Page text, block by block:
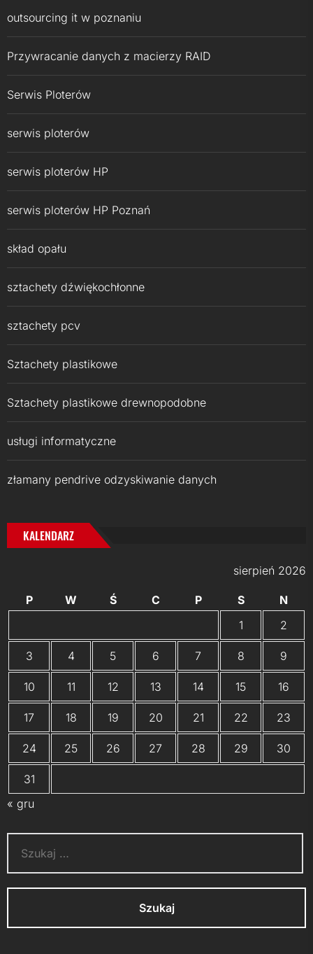
outsourcing it w poznaniu
Przywracanie danych z macierzy RAID
Serwis Ploterów
serwis ploterów
serwis ploterów HP
serwis ploterów HP Poznań
skład opału
sztachety dźwiękochłonne
sztachety pcv
Sztachety plastikowe
Sztachety plastikowe drewnopodobne
usługi informatyczne
złamany pendrive odzyskiwanie danych
KALENDARZ
sierpień 2026
P W Ś C P S
N
1
2
3 4 5 6 7 8 9
10 11 12 13 14 15 16
17 18 19 20 21 22 23
24 25 26 27 28 29 30
31
« gru